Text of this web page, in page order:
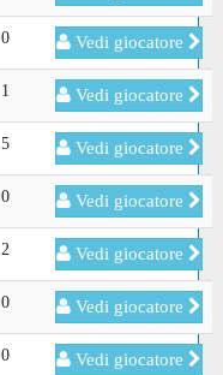
0 Vedi giocatore
1 Vedi giocatore
5 Vedi giocatore
0 Vedi giocatore
2 Vedi giocatore
0 Vedi giocatore
0 Vedi giocatore